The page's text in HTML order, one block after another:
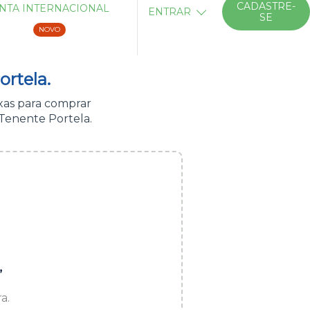
INTERNACIONAL
NOVO
ENTRAR
CADASTRE-
SE
para comprar
Portela.